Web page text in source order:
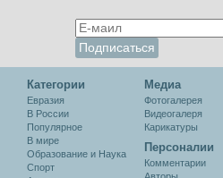
Категории
Евразия
В России
Популярное
В мире
Образование и Наука
Спорт
Медиа
Фотогалерея
Видеогалеря
Карикатуры
Персоналии
Комментарии